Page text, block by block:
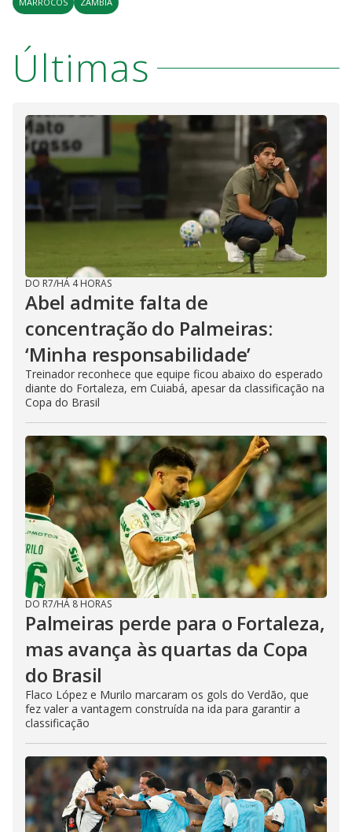
Últimas
DO R7/HÁ 4 HORAS
Abel admite falta de
concentração do Palmeiras:
‘Minha responsabilidade’
Treinador reconhece que equipe ficou abaixo do esperado
diante do Fortaleza, em Cuiabá, apesar da classificação na
Copa do Brasil
DO R7/HÁ 8 HORAS
Palmeiras perde para o Fortaleza,
mas avança às quartas da Copa
do Brasil
Flaco López e Murilo marcaram os gols do Verdão, que
fez valer a vantagem construída na ida para garantir a
classificação